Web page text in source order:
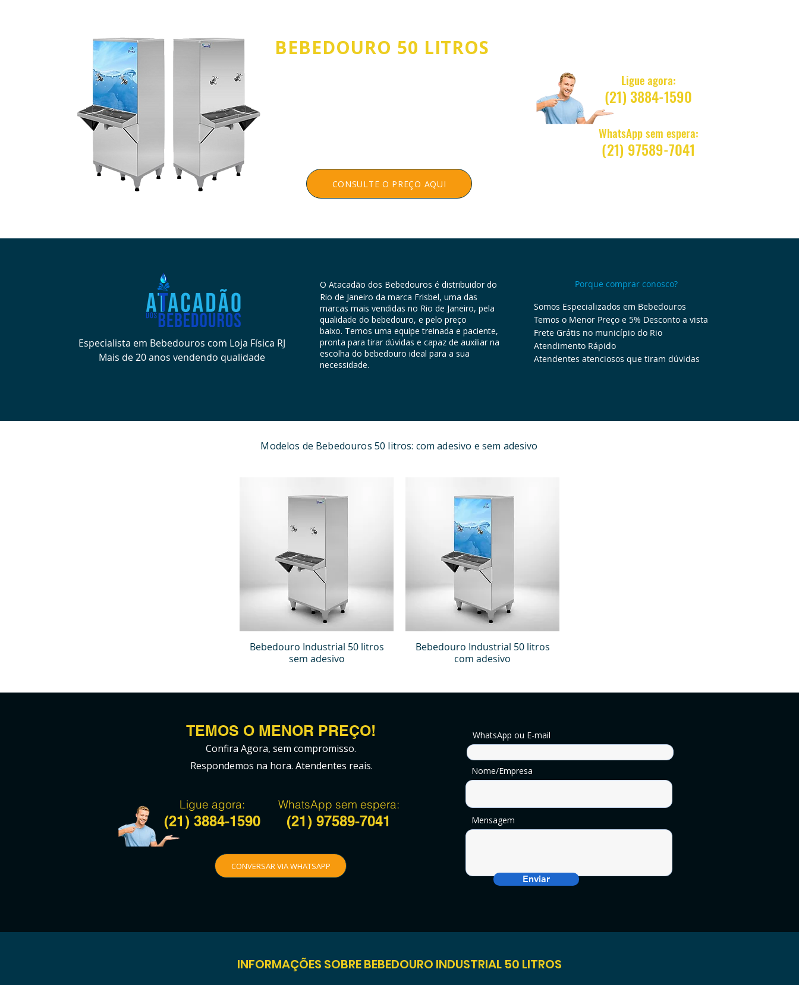
BEBEDOURO 50 LITROS
CONSULTE O PREÇO AQUI
Ligue agora:
(21) 3884-1590
WhatsApp sem espera:
(21) 97589-7041
Especialista em Bebedouros com Loja Física RJ
Mais de 20 anos vendendo qualidade
O Atacadão dos Bebedouros é distribuidor do
Rio de Janeiro da marca Frisbel, uma das
marcas mais vendidas no Rio de Janeiro, pela
qualidade do bebedouro, e pelo preço
baixo. Temos uma equipe treinada e paciente,
pronta para tirar dúvidas e capaz de auxiliar na
escolha do bebedouro ideal para a sua
necessidade.
Porque comprar conosco?
Somos Especializados em Bebedouros
Temos o Menor Preço e 5% Desconto a vista
Frete Grátis no município do Rio
Atendimento Rápido
Atendentes atenciosos que tiram dúvidas
Modelos de Bebedouros 50 litros: com adesivo e sem adesivo
Bebedouro Industrial 50 litros
sem adesivo
Bebedouro Industrial 50 litros
com adesivo
TEMOS O MENOR PREÇO!
Confira Agora, sem compromisso.
Respondemos na hora. Atendentes reais.
Ligue agora:
(21)3884-1590
WhatsApp sem espera:
(21)97589-7041
CONVERSAR VIA WHATSAPP
WhatsApp ou E-mail
Nome/Empresa
Mensagem
Enviar
INFORMAÇÕES SOBRE BEBEDOURO INDUSTRIAL 50 LITROS